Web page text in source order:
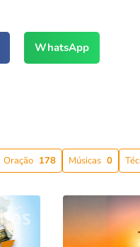
WhatsApp
Oração 178 Músicas 0